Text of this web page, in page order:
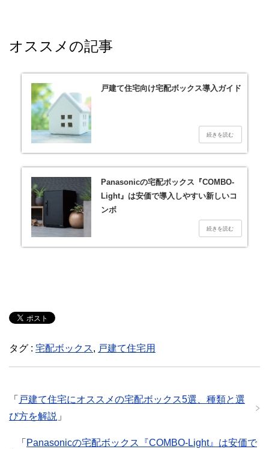
オススメの記事
戸建て住宅向け宅配ボックス導入ガイド
Panasonicの宅配ボックス『COMBO-
Light』は安価で導入しやすい新しいコ
ンボ
タグ : 宅配ボックス, 戸建て住宅用
「 戸建て住宅にオススメの宅配ボックス5選、種類と選
び方を解説 」
「 Panasonicの宅配ボックス『COMBO-Light』は安価で